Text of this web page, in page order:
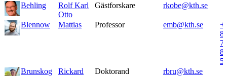
Behling
Rolf Karl
Otto
Gästforskare rkobe@kth.se
Blennow Mattias Professor emb@kth.se
8
Brunskog
Rickard Doktorand rbru@kth.se